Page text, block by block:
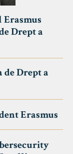
Drept a
Drept a
Erasmus